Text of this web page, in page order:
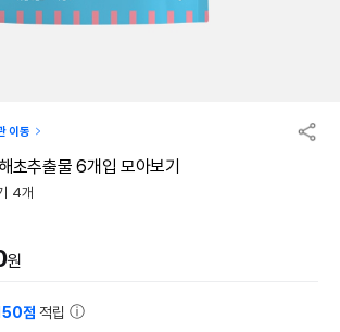
이동
초추출물 6개입 모아보기
4개
원
점 적립